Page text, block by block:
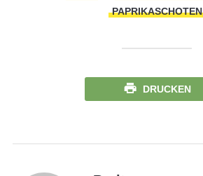
PAPRIKASCHOTEN
DRUCKEN